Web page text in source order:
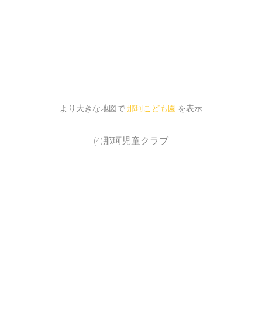
より大きな地図で那珂こども園 を表示
(4)那珂児童クラブ